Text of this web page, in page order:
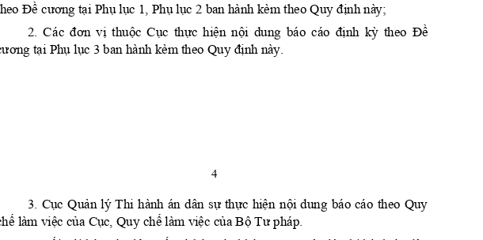
o Đề cương tại Phụ lục 1, Phụ lục 2 ban hành kèm theo Quy định này;
2.
Các đơn vị thuộc Cục thực hiện nội dung báo cáo định kỳ theo Đề
ơng tại Phụ lục 3 ban hành kèm theo Quy định này.
4
3. Cục Quản lý Thi hành án dân sự thực hiện nội dung báo cáo theo Quy
làm việc của Cục, Quy chế làm việc của Bộ Tư pháp.